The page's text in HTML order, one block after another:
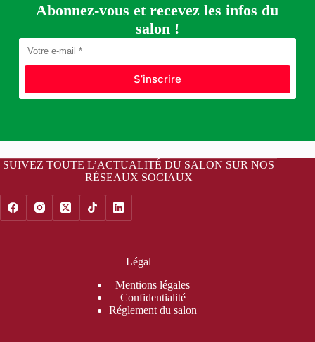
Abonnez-vous et recevez les infos du
salon !
S’inscrire
SUIVEZ TOUTE L’ACTUALITÉ DU SALON SUR NOS
RÉSEAUX SOCIAUX
Légal
Mentions légales
Confidentialité
Réglement du salon